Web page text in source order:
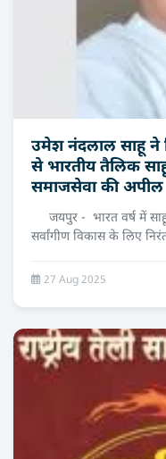
उमेश नंदलाल साहू ने
से भारतीय तैलिक
समाजसेवा की अपील
जयपुर - भारत वर्ष में
सर्वांगीण विकास के लिए
27 Aug 2025